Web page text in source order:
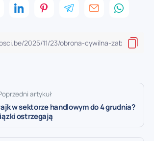
artykuł
w sektorze handlowym do 4 grudnia?
ostrzegają